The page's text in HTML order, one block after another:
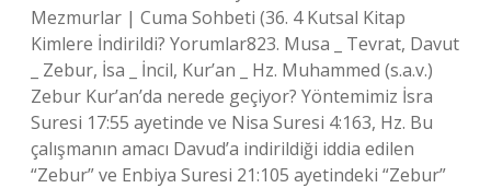
Mezmurlar | Cuma Sohbeti (36. 4 Kutsal Kitap
Kimlere İndirildi? Yorumlar823. Musa _ Tevrat, Davut
_ Zebur, İsa _ İncil, Kur’an _ Hz. Muhammed (s.a.v.)
Zebur Kur’an’da nerede geçiyor? Yöntemimiz İsra
Suresi 17:55 ayetinde ve Nisa Suresi 4:163, Hz. Bu
çalışmanın amacı Davud’a indirildiği iddia edilen
“Zebur” ve Enbiya Suresi 21:105 ayetindeki “Zebur”